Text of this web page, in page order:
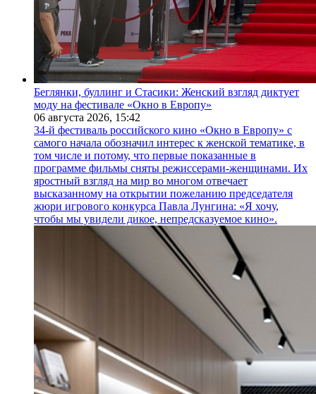
Беглянки, буллинг и Стасики: Женский взгляд диктует
моду на фестивале «Окно в Европу»
06 августа 2026, 15:42
34-й фестиваль российского кино «Окно в Европу» с
самого начала обозначил интерес к женской тематике, в
том числе и потому, что первые показанные в
программе фильмы сняты режиссерами-женщинами. Их
яростный взгляд на мир во многом отвечает
высказанному на открытии пожеланию председателя
жюри игрового конкурса Павла Лунгина: «Я хочу,
чтобы мы увидели дикое, непредсказуемое кино».